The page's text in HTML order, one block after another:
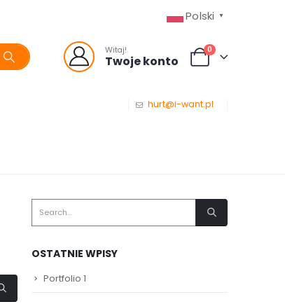
Polski ▼
Witaj!
Twoje konto
0
hurt@i-want.pl
OSTATNIE WPISY
Portfolio 1